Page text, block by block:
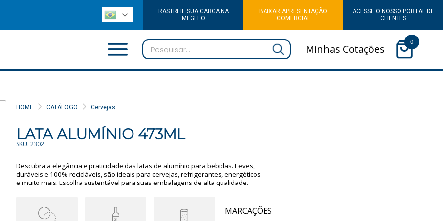
RASTREIE SUA CARGA NA
MEGLEO
BAIXAR APRESENTAÇÃO
COMERCIAL
ACESSE O NOSSO PORTAL DE
CLIENTES
Minhas Cotações
0
HOME CATÁLOGO Cervejas
LATA ALUMÍNIO 473ML
SKU: 2302
Descubra a elegância e praticidade das latas de alumínio para bebidas. Leves,
duráveis e 100% recicláveis, são ideais para cervejas, refrigerantes, energéticos
e muito mais. Escolha sustentável para suas embalagens de alta qualidade.
MARCAÇÕES